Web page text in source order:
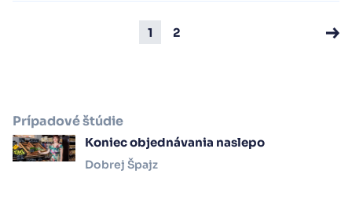
1 2
Prípadové štúdie
Koniec objednávania naslepo
Dobrej Špajz